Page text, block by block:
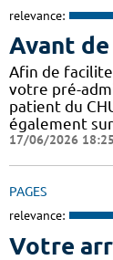
relevance:
Avant
Afin de
votre pré-
patient du
également
17/06/2026 18:25
PAGES
relevance:
Votre